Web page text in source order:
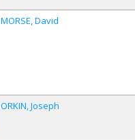
MORSE David
ORKIN Joseph